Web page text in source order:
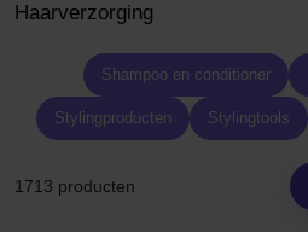
Haarverzorging
Shampoo en conditioner
Stylingproducten Stylingtools
1713 producten